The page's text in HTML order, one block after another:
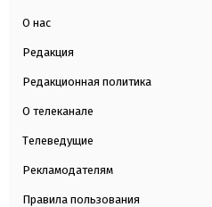
О нас
Редакция
Редакционная политика
О телеканале
Телеведущие
Рекламодателям
Правила пользования